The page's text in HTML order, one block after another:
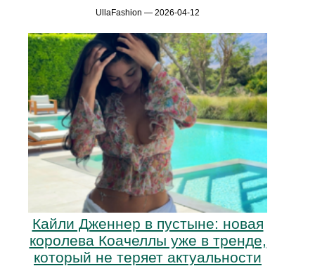
UllaFashion — 2026-04-12
Кайли Дженнер в пустыне: новая
королева Коачеллы уже в тренде,
который не теряет актуальности